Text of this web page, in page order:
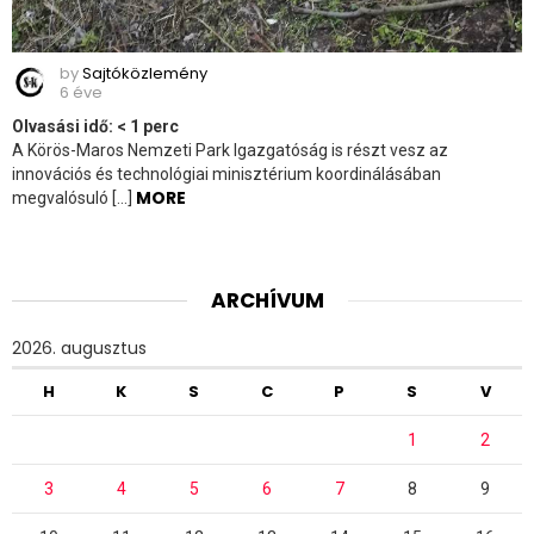
bySajtóközlemény
6 éve
Olvasási idő: < 1 perc
A Körös-Maros Nemzeti Park Igazgatóság is részt vesz az
innovációs és technológiai minisztérium koordinálásában
megvalósuló […] MORE
ARCHÍVUM
2026. augusztus
H K S C P S V
1 2
3 4 5 6 7 8 9